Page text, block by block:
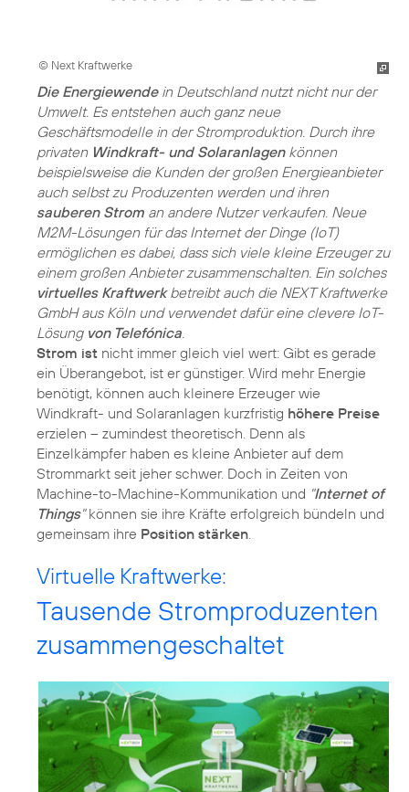
© Next Kraftwerke
Die Energiewendein Deutschland nutzt nicht nur der
Umwelt. Es entstehen auch ganz neue
Geschäftsmodelle in der Stromproduktion. Durch ihre
privaten Windkraft- und Solaranlagenkönnen
beispielsweise die Kunden der großen Energieanbieter
auch selbst zu Produzenten werden und ihren
sauberen Strom an andere Nutzer verkaufen. Neue
M2M-Lösungen für das Internet der Dinge (IoT)
ermöglichen es dabei, dass sich viele kleine Erzeuger zu
einem großen Anbieter zusammenschalten. Ein solches
virtuelles Kraftwerkbetreibt auch die NEXT Kraftwerke
GmbH aus Köln und verwendet dafür eine clevere IoT-
Lösung von Telefónica
Strom ist nicht immer gleich viel wert: Gibt es gerade
ein Überangebot, ist er günstiger. Wird mehr Energie
benötigt, können auch kleinere Erzeuger wie
Windkraft- und Solaranlagen kurzfristig höhere Preise
erzielen – zumindest theoretisch. Denn als
Einzelkämpfer haben es kleine Anbieter auf dem
Strommarkt seit jeher schwer. Doch in Zeiten von
Machine-to-Machine-Kommunikation und "Internet of
Things"können sie ihre Kräfte erfolgreich bündeln und
gemeinsam ihre Position stärken
Virtuelle Kraftwerke:
Tausende Stromproduzenten
zusammengeschaltet